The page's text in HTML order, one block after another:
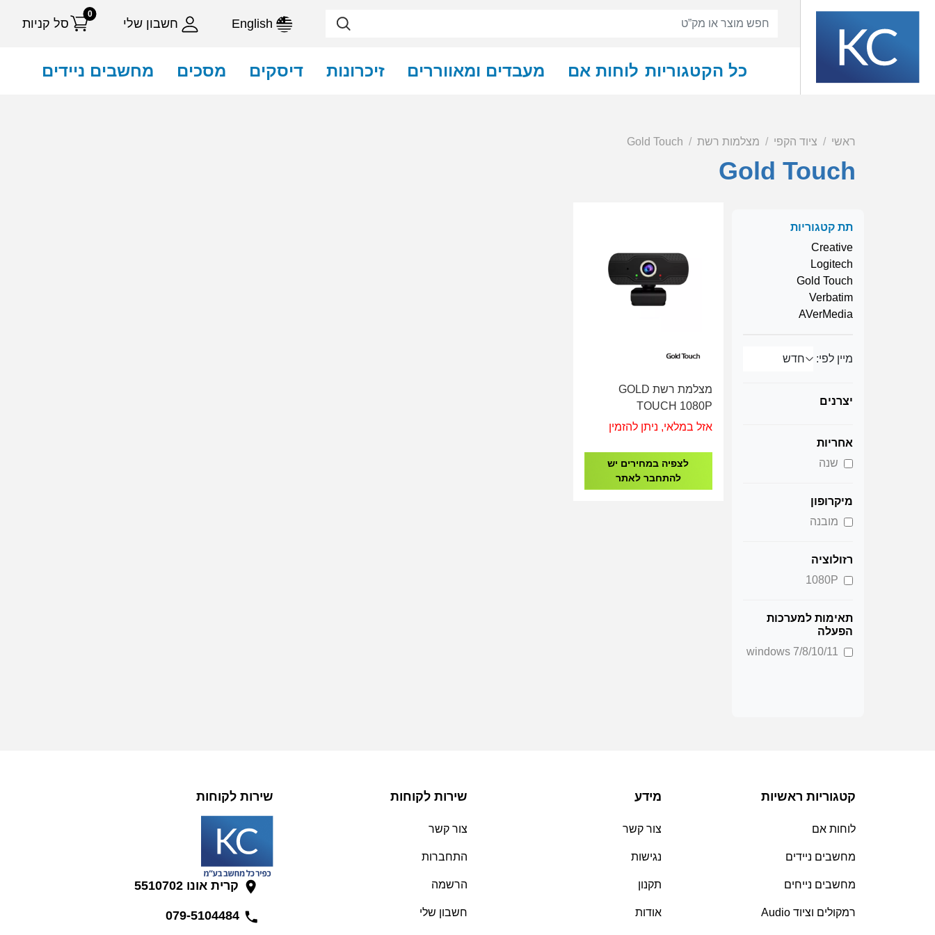
חשבון שלי סל קניות
0
כל הקטגוריות לוחות אם מעבדים ומאווררים זיכרונות דיסקים מסכים מחשבים ניידים
ראשי ציוד הקפי מצלמות רשת Gold Touch
Gold Touch
תת קטגוריות
Creative
Logitech
Gold Touch
Verbatim
AVerMedia
מיין לפי:
יצרנים
אחריות
שנה
מיקרופון
מובנה
רזולוציה
1080P
תאימות למערכות
הפעלה
7/8/10/11 windows
מצלמת רשת GOLD
TOUCH 1080P
אזל במלאי, ניתן להזמין
לצפיה במחירים יש
להתחבר לאתר
קטגוריות ראשיות
לוחות אם
מחשבים ניידים
מחשבים נייחים
רמקולים וציוד Audio
מידע
צור קשר
נגישות
תקנון
אודות
שירות לקוחות
צור קשר
התחברות
הרשמה
חשבון שלי
שירות לקוחות
קרית אונו 5510702